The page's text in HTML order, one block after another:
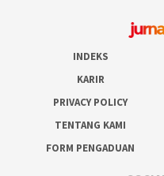
INDEKS
KARIR
PRIVACY POLICY
TENTANG KAMI
FORM PENGADUAN